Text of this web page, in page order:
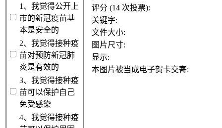
1、我觉得公开上
市的新冠疫苗基
本是安全的
2、我觉得接种疫
苗对预防新冠肺
炎是有效的
3、我觉得接种疫
苗可以保护自己
免受感染
4、我觉得接种疫
评分 (14 次投票):
关键字:
文件大小:
图片尺寸:
显示:
本图片被当成电子贺卡交寄: